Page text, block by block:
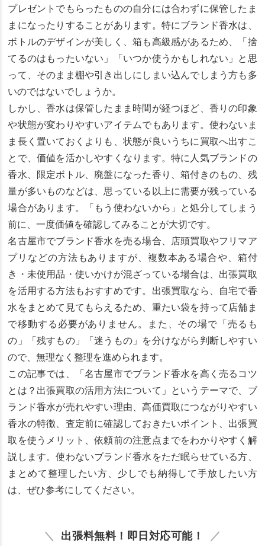
プレゼントでもらったものの自分には合わずに保管したま
まになったりすることがあります。特にブランド香水は、
ボトルのデザインが美しく、箱も高級感があるため、「捨
てるのはもったいない」「いつか使うかもしれない」と思
って、そのまま棚や引き出しにしまい込んでしまう方も多
いのではないでしょうか。
しかし、香水は保管したまま時間が経つほど、香りの印象
や状態が変わりやすいアイテムでもあります。使わないま
ま長く置いておくよりも、状態が良いうちに買取へ出すこ
とで、価値を活かしやすくなります。特に人気ブランドの
香水、限定ボトル、廃盤になった香り、箱付きのもの、残
量が多いものなどは、思っている以上に需要が残っている
場合があります。「もう使わないから」と処分してしまう
前に、一度価値を確認してみることが大切です。
名古屋市でブランド香水を売る場合、店頭買取やフリマア
プリなどの方法もありますが、複数本ある場合や、箱付
き・未使用品・使いかけが混ざっている場合は、出張買取
を活用する方法もおすすめです。出張買取なら、自宅で香
水をまとめて見てもらえるため、重たい袋を持って店舗ま
で移動する必要がありません。また、その場で「売るも
の」「残すもの」「迷うもの」を分けながら判断しやすい
ので、無理なく整理を進められます。
この記事では、「名古屋市でブランド香水を高く売るコツ
とは？出張買取の活用方法について」というテーマで、ブ
ランド香水が売れやすい理由、高価買取につながりやすい
香水の特徴、査定前に確認しておきたいポイント、出張買
取を使うメリット、依頼前の注意点までをわかりやすく解
説します。使わないブランド香水をただ眠らせている方、
まとめて整理したい方、少しでも納得して手放したい方
は、ぜひ参考にしてください。
出張料無料！即日対応可能！